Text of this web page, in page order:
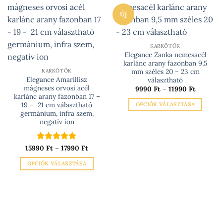
KARKÖTŐK
Elegance Amarillisz
mágneses orvosi acél
karlánc arany fazonban 17 –
19 – 21 cm választható
germánium, infra szem,
negatív ion
Értékelés:5
/ 5
15990 Ft – 17990 FtÁrtartomány:
-
OPCIÓK VÁLASZTÁSA
Új
KARKÖTŐK
Elegance Zanka nemesacél
karlánc arany fazonban 9,5
mm széles 20 – 23 cm
választható
9990 Ft – 11990 Ft
-
11990 Ft
OPCIÓK VÁLASZTÁSA